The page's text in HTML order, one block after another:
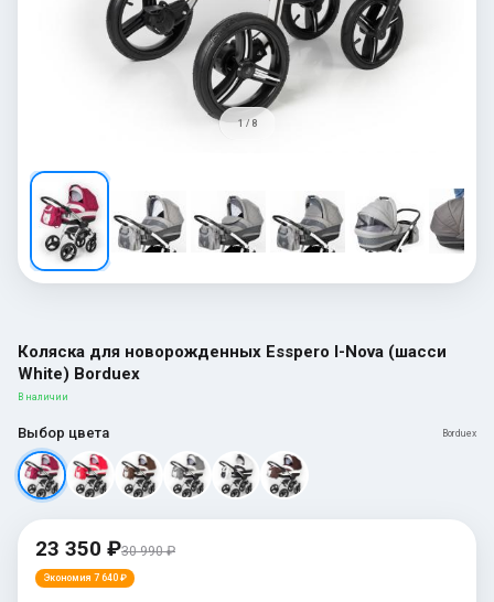
1 / 8
Коляска для новорожденных Esspero I-Nova (шасси
White) Borduex
В наличии
Выбор цвета Borduex
23 350 ₽30 990 ₽
Экономия 7 640 ₽